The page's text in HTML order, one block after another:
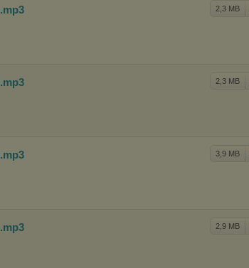
2,3 MB
.mp3
2,3 MB
.mp3
3,9 MB
.mp3
2,9 MB
.mp3